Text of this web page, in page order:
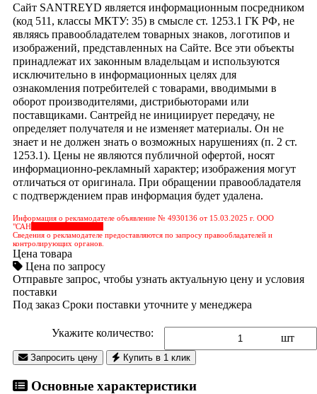
Сайт SANTREYD является информационным посредником
(код 511, классы МКТУ: 35) в смысле ст. 1253.1 ГК РФ, не
являясь правообладателем товарных знаков, логотипов и
изображений, представленных на Сайте. Все эти объекты
принадлежат их законным владельцам и используются
исключительно в информационных целях для
ознакомления потребителей с товарами, вводимыми в
оборот производителями, дистрибьюторами или
поставщиками. Сантрейд не инициирует передачу, не
определяет получателя и не изменяет материалы. Он не
знает и не должен знать о возможных нарушениях (п. 2 ст.
1253.1). Цены не являются публичной офертой, носят
информационно-рекламный характер; изображения могут
отличаться от оригинала. При обращении правообладателя
с подтверждением прав информация будет удалена.
Информация о рекламодателе объявление № 4930136 от 15.03.2025 г. ООО
"САН
Сведения о рекламодателе предоставляются по запросу правообладателей и
контролирующих органов.
Цена товара
Цена по запросу
Отправьте запрос, чтобы узнать актуальную цену и условия
поставки
Под заказ Сроки поставки уточните у менеджера
Укажите количество: шт
Запросить цену Купить в 1 клик
Основные характеристики